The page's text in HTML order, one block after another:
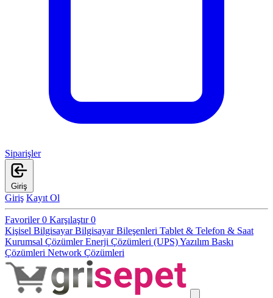
Siparişler
Giriş
Giriş Kayıt Ol
Favoriler0 Karşılaştır0
Kişisel BilgisayarBilgisayar Bileşenleri Tablet & Telefon & Saat
Kurumsal ÇözümlerEnerji Çözümleri (UPS)Yazılım Baskı
Çözümleri Network Çözümleri